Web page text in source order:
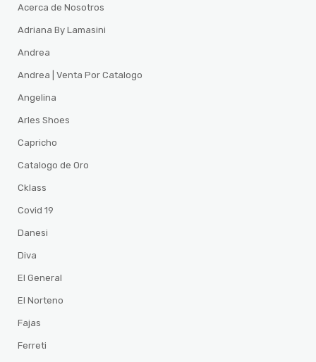
Acerca de Nosotros
Adriana By Lamasini
Andrea
Andrea | Venta Por Catalogo
Angelina
Arles Shoes
Capricho
Catalogo de Oro
Cklass
Covid 19
Danesi
Diva
El General
El Norteno
Fajas
Ferreti